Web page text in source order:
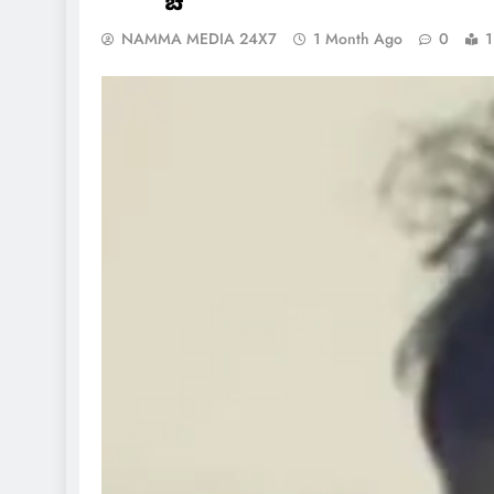
NAMMA MEDIA 24X7 1 Month Ago 0